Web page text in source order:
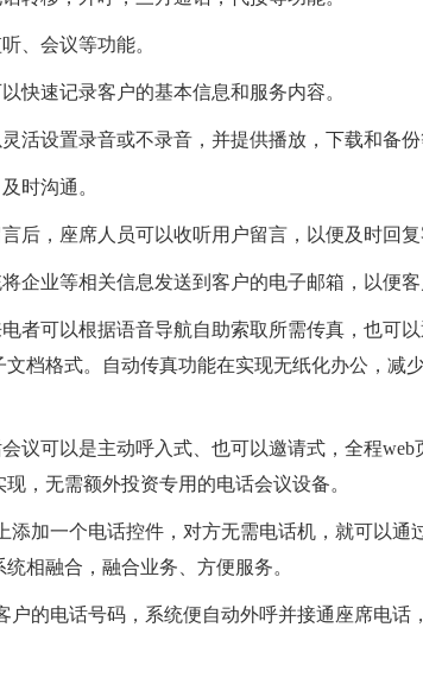
、会议等功能。
快速记录客户的基本信息和服务内容。
活设置录音或不录音，并提供播放，下载和备
及时沟通。
后，座席人员可以收听用户留言，以便及时回
企业等相关信息发送到客户的电子邮箱，以便
者可以根据语音导航自助索取所需传真，也可
档格式。自动传真功能在实现无纸化办公，减
议可以是主动呼入式、也可以邀请式，全程
，无需额外投资专用的电话会议设备。
加一个电话控件，对方无需电话机，就可以
相融合，融合业务、方便服务。
的电话号码，系统便自动外呼并接通座席电